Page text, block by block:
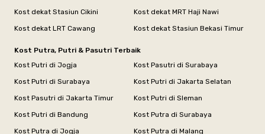
Kost dekat Stasiun Cikini
Kost dekat MRT Haji Nawi
Kost dekat LRT Cawang
Kost dekat Stasiun Bekasi Timur
Kost Putra, Putri & Pasutri Terbaik
Kost Putri di Jogja
Kost Pasutri di Surabaya
Kost Putri di Surabaya
Kost Putri di Jakarta Selatan
Kost Pasutri di Jakarta Timur
Kost Putri di Sleman
Kost Putri di Bandung
Kost Putra di Surabaya
Kost Putra di Jogja
Kost Putra di Malang